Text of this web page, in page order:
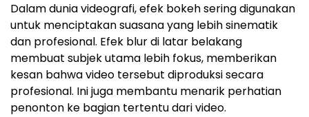
Dalam dunia videografi, efek bokeh sering digunakan
untuk menciptakan suasana yang lebih sinematik
dan profesional. Efek blur di latar belakang
membuat subjek utama lebih fokus, memberikan
kesan bahwa video tersebut diproduksi secara
profesional. Ini juga membantu menarik perhatian
penonton ke bagian tertentu dari video.